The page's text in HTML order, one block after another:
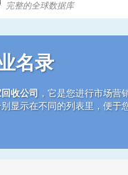
完整的全球数据库
名录
收公司 ，它是您进行市场
显示在不同的列表里，便于